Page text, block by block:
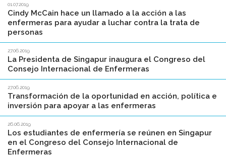
01.07.2019
Cindy McCain hace un llamado a la acción a las
enfermeras para ayudar a luchar contra la trata de
personas
27.06.2019
La Presidenta de Singapur inaugura el Congreso del
Consejo Internacional de Enfermeras
27.06.2019
Transformación de la oportunidad en acción, política e
inversión para apoyar a las enfermeras
26.06.2019
Los estudiantes de enfermería se reúnen en Singapur
en el Congreso del Consejo Internacional de
Enfermeras